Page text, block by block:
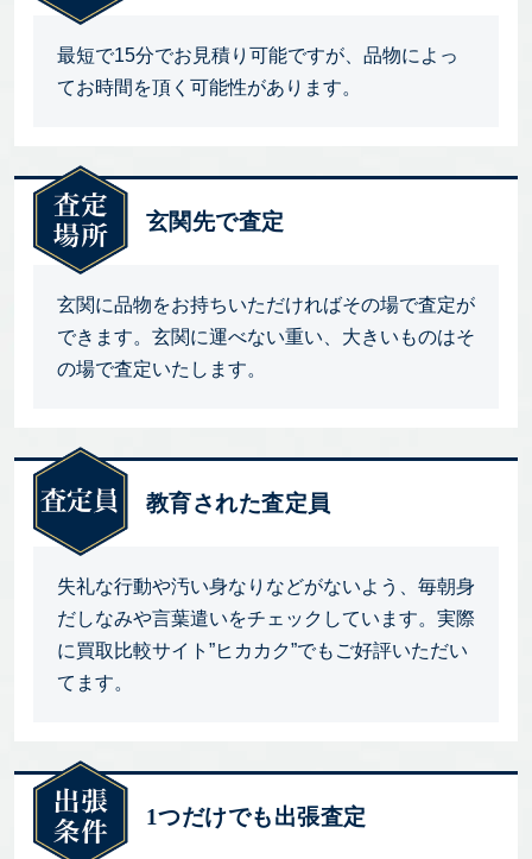
最短で15分でお見積り可能ですが、品物によっ
てお時間を頂く可能性があります。
玄関先で査定
玄関に品物をお持ちいただければその場で査定が
できます。玄関に運べない重い、大きいものはそ
の場で査定いたします。
教育された査定員
失礼な行動や汚い身なりなどがないよう、毎朝身
だしなみや言葉遣いをチェックしています。実際
に買取比較サイト”ヒカカク”でもご好評いただい
てます。
1つだけでも出張査定